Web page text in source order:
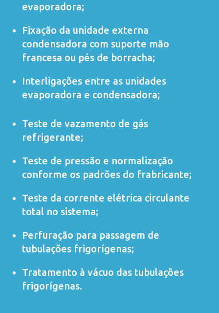
evaporadora;
Fixação da unidade externa
condensadora com suporte mão
francesa ou pés de borracha;
Interligações entre as unidades
evaporadora e condensadora;
Teste de vazamento de gás
refrigerante;
Teste de pressão e normalização
conforme os padrões do frabricante;
Teste da corrente elétrica circulante
total no sistema;
Perfuração para passagem de
tubulações frigorígenas;
Tratamento à vácuo das tubulações
frigorígenas.